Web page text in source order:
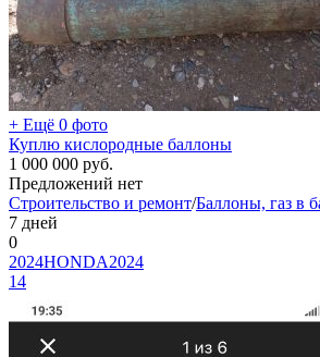
+ Ещё 0 фото
Куплю кислородные баллоны
1 000 000 руб.
Предложений нет
Строительство и ремонт/Баллоны, газ в
7 дней
0
2024HONDA2024
14